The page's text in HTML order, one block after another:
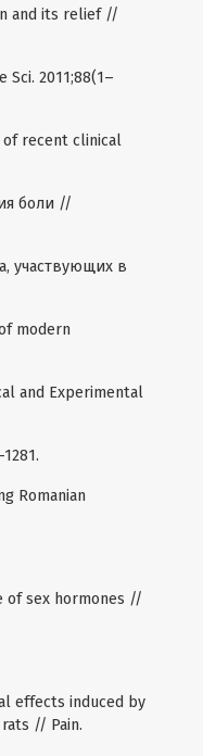
and its relief //
Sci. 2011;88(1–
of recent clinical
боли //
участвующих в
modern
and Experimental
Romanian
of sex hormones //
effects induced by
// Pain.